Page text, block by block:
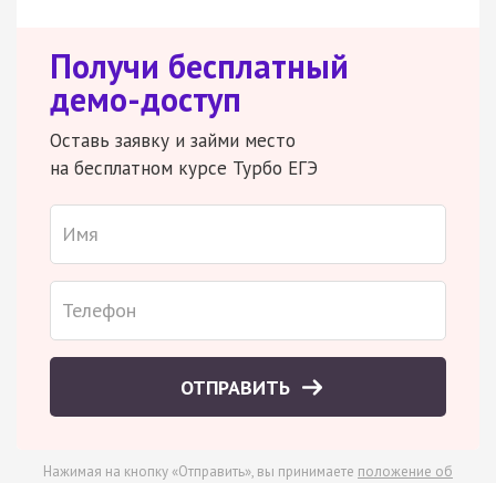
Получи бесплатный
демо-доступ
Оставь заявку и займи место
на бесплатном курсе Турбо ЕГЭ
ОТПРАВИТЬ
Нажимая на кнопку «Отправить», вы принимаете положение об